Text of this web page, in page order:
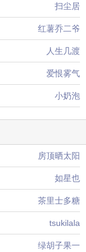
扫尘居
红薯乔二爷
人生几渡
爱恨雾气
小奶泡
房顶晒太阳
如星也
茶里士多糖
tsukilala
绿胡子果一